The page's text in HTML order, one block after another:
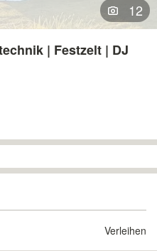
12
| Festzelt | DJ
Verleihen